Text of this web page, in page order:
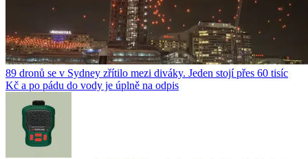
89 dronů se v Sydney zřítilo mezi diváky. Jeden stojí přes 60 tisíc
Kč a po pádu do vody je úplně na odpis